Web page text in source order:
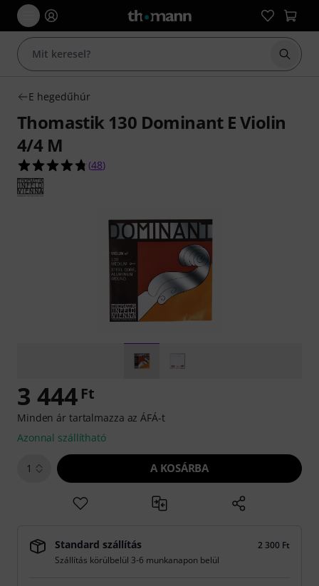
E hegedűhúr
Thomastik 130 Dominant E Violin
4/4 M
4.8/5 csillag, összesen 48 értékelés alapján
(48)
3 444 Ft
Minden ár tartalmazza az ÁFÁ-t
Azonnal szállítható
1 A KOSÁRBA
Standard szállítás
2 300 Ft
Szállítás körülbelül 3-6 munkanapon belül